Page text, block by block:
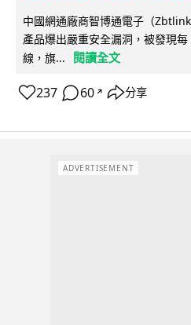
中國網通廠商智博通電子（
產品爆出嚴重安全漏洞，被發現
線，旗...
閱讀全文
237 60 ↗ 分享
ADVERTISEMENT